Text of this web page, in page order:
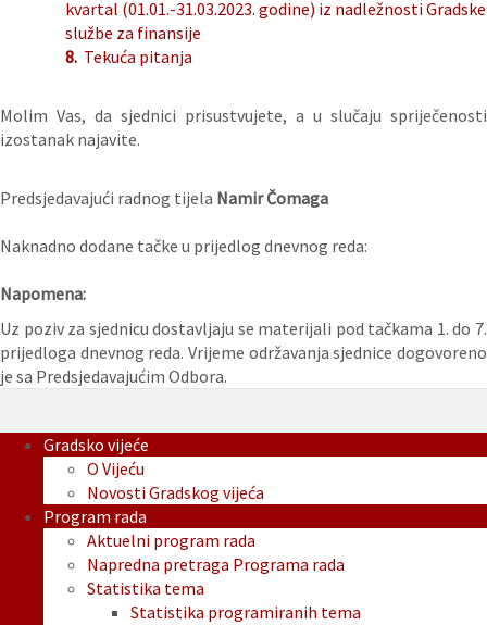
kvartal (01.01.-31.03.2023. godine) iz nadležnosti Gradske
službe za finansije
8. Tekuća pitanja
Molim Vas, da sjednici prisustvujete, a u slučaju spriječenosti
izostanak najavite.
Predsjedavajući radnog tijela Namir Čomaga
Naknadno dodane tačke u prijedlog dnevnog reda:
Napomena:
Uz poziv za sjednicu dostavljaju se materijali pod tačkama 1. do 7.
prijedloga dnevnog reda. Vrijeme održavanja sjednice dogovoreno
je sa Predsjedavajućim Odbora.
Gradsko vijeće
O Vijeću
Novosti Gradskog vijeća
Program rada
Aktuelni program rada
Napredna pretraga Programa rada
Statistika tema
Statistika programiranih tema